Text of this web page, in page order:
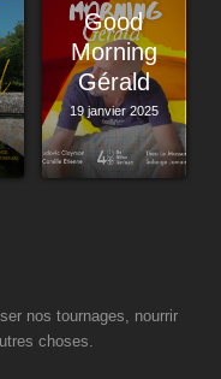
Good
Morning
Gérald
19 janvier 2025
nos tournages, nourrir
choses.